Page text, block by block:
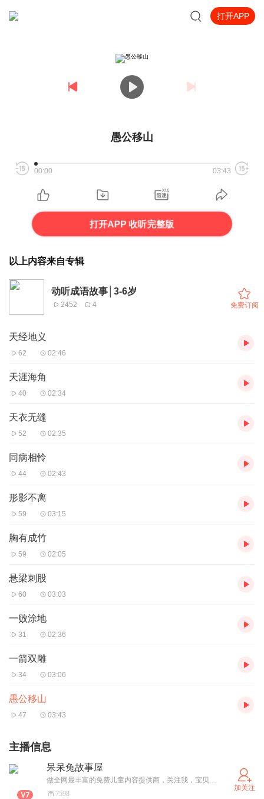
打开APP
愚公移山
00:00 03:43
打开APP 收听完整版
以上内容来自专辑
动听成语故事│3-6岁
2452 4 免费订阅
天经地义
62 02:46
天涯海角
40 02:34
天衣无缝
52 02:35
同病相怜
44 02:43
形影不离
59 03:15
胸有成竹
59 02:05
悬梁刺股
60 03:03
一败涂地
31 02:36
一箭双雕
34 03:06
愚公移山
47 03:43
主播信息
呆呆兔故事屋
做全网最丰富的免费儿童内容提供商，关注我，宝贝故事听不够~
7598
加关注